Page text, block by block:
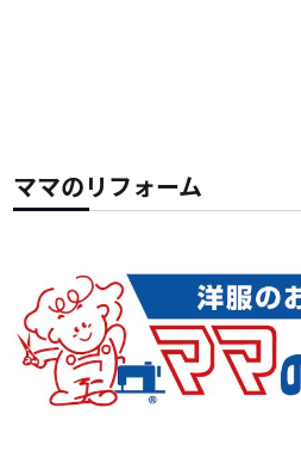
ママのリフォーム